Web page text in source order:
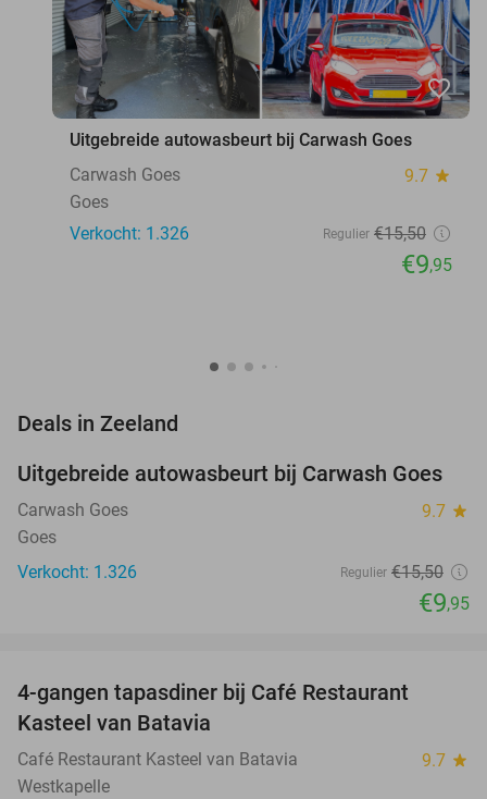
favorite_border
Uitgebreide autowasbeurt bij Carwash Goes
Carwash Goes
9.7 star
Goes
Verkocht: 1.326
Regulier €15,50
€9,95
Deals in Zeeland
36%
Uitgebreide autowasbeurt bij Carwash Goes
Carwash Goes 9.7 star
Goes
Verkocht: 1.326
Regulier €15,50
€9,95
4-gangen tapasdiner bij Café Restaurant
Kasteel van Batavia
Café Restaurant Kasteel van Batavia 9.7 star
Westkapelle